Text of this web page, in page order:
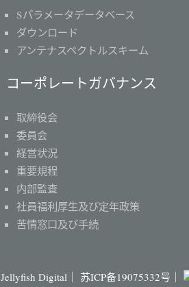
Sパラメータデータベース
ダウンロード
アンテナスペクトルスキーム
コーポレートガバナンス
取締役会
委員会
経営状況
重要規程
内部監査
社員福利厚生及び定年政策
苦情窓口及び手続
Jellyfish Digital｜ 苏ICP备19075332号｜